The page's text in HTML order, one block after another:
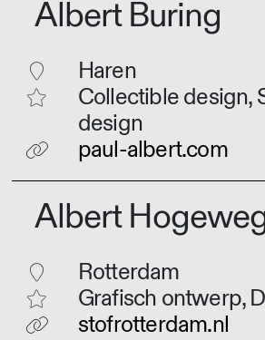
Albert Buring
Haren
Collectible design,
design
paul-albert.com
Albert
Rotterdam
Grafisch ontwerp,
stofrotterdam.nl